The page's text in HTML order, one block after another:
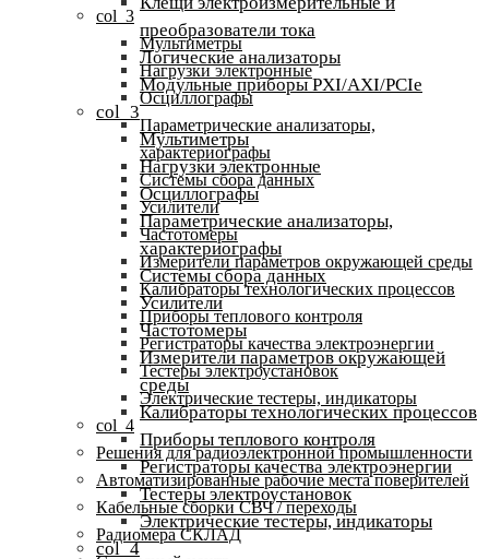
col_3
Мультиметры
Нагрузки электронные
Осциллографы
Параметрические анализаторы,
характериографы
Системы сбора данных
Усилители
Частотомеры
Измерители параметров окружающей среды
Калибраторы технологических процессов
Приборы теплового контроля
Регистраторы качества электроэнергии
Тестеры электроустановок
Электрические тестеры, индикаторы
col_4
Решения для радиоэлектронной промышленности
Автоматизированные рабочие места поверителей
Кабельные сборки СВЧ / переходы
Радиомера СКЛАД
преобразователи тока
Логические анализаторы
Модульные приборы PXI/AXI/PCIe
col_3
Мультиметры
Нагрузки электронные
Осциллографы
Параметрические анализаторы,
характериографы
Системы сбора данных
Усилители
Частотомеры
Измерители параметров окружающей
среды
Калибраторы технологических процессов
Приборы теплового контроля
Регистраторы качества электроэнергии
Тестеры электроустановок
Электрические тестеры, индикаторы
col_4